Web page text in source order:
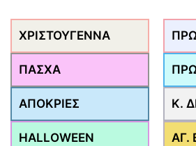
ΧΡΙΣΤΟΥΓΕΝΝΑ
ΠΑΣΧΑ
ΑΠΟΚΡΙΕΣ Κ.
HALLOWEEN ΑΓ.